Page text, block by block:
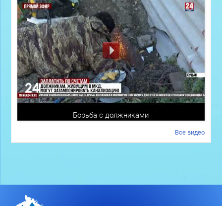
Борьба с должниками
Все видео